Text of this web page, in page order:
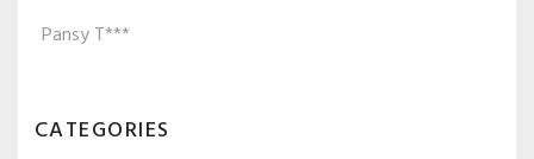
Pansy T***
CATEGORIES